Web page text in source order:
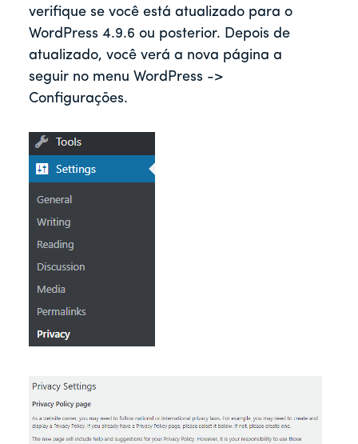
verifique se você está atualizado para o
WordPress 4.9.6 ou posterior. Depois de
atualizado, você verá a nova página a
seguir no menu WordPress ->
Configurações.